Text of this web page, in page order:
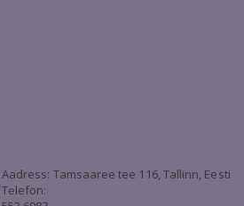
Aadress: Tamsaaree tee 116, Tallinn, Eesti
Telefon: